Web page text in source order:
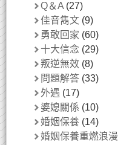
Q＆A (27)
佳音雋文 (9)
勇敢回家 (60)
十大信念 (29)
叛逆無效 (8)
問題解答 (33)
外遇 (17)
婆媳關係 (10)
婚姻保養 (14)
婚姻保養重燃浪漫